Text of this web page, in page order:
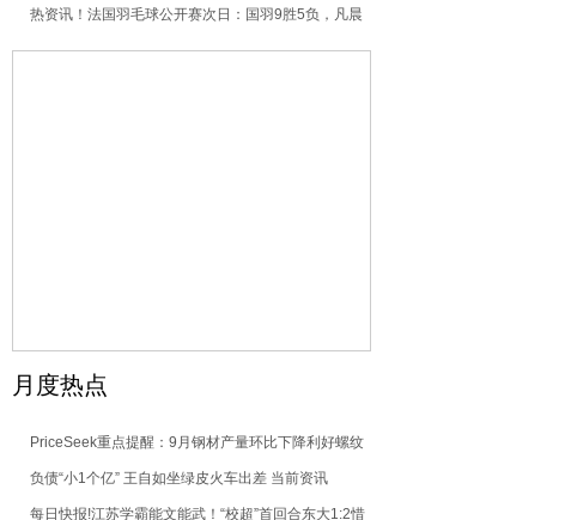
热资讯！法国羽毛球公开赛次日：国羽9胜5负，凡晨
组合晋级次轮
月度热点
PriceSeek重点提醒：9月钢材产量环比下降利好螺纹
钢-简讯
负债“小1个亿” 王自如坐绿皮火车出差 当前资讯
每日快报!江苏学霸能文能武！“校超”首回合东大1:2惜